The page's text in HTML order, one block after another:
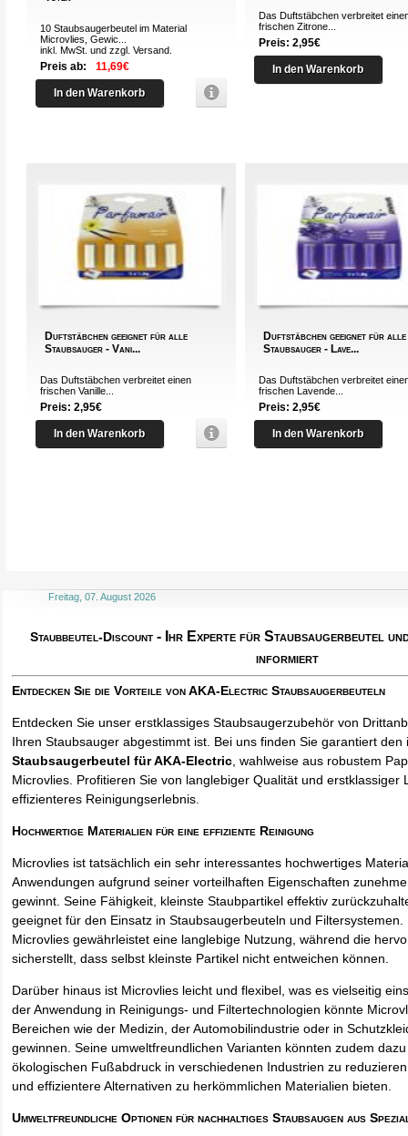
10 Staubsaugerbeutel im Material
Microvlies, Gewic...
inkl. MwSt. und zzgl.Versand
Preis ab: 11,69€
In den Warenkorb
Das Duftstäbchen verbreitet
frischen Zitrone...
Preis: 2,95€
In den Warenkorb
Duftstäbchen geeignet für alle
Staubsauger - Vani...
Das Duftstäbchen verbreitet einen
frischen Vanille...
Preis: 2,95€
In den Warenkorb
Duftstäbchen geeignet für alle
Staubsauger - Lave...
Das Duftstäbchen verbreitet
frischen Lavende...
Preis: 2,95€
In den Warenkorb
Freitag, 07. August 2026
Staubbeutel-Discount - Ihr Experte für Staubsaugerbeutel
informiert
Entdecken Sie die Vorteile von AKA-Electric Staubsaugerbeuteln
Entdecken Sie unser erstklassiges Staubsaugerzubehör von
Ihren Staubsauger abgestimmt ist. Bei uns finden Sie garantiert den
Staubsaugerbeutel für AKA-Electric, wahlweise aus robustem
Microvlies. Profitieren Sie von langlebiger Qualität und erstklassiger
effizienteres Reinigungserlebnis.
Hochwertige Materialien für eine effiziente Reinigung
Microvlies ist tatsächlich ein sehr interessantes hochwertiges
Anwendungen aufgrund seiner vorteilhaften Eigenschaften
gewinnt. Seine Fähigkeit, kleinste Staubpartikel effektiv
geeignet für den Einsatz in Staubsaugerbeuteln und
Microvlies gewährleistet eine langlebige Nutzung, während die
sicherstellt, dass selbst kleinste Partikel nicht entweichen können.
Darüber hinaus ist Microvlies leicht und flexibel, was es vielseitig
der Anwendung in Reinigungs- und Filtertechnologien könnte
Bereichen wie der Medizin, der Automobilindustrie oder in
gewinnen. Seine umweltfreundlichen Varianten könnten zudem
ökologischen Fußabdruck in verschiedenen Industrien zu
und effizientere Alternativen zu herkömmlichen Materialien bieten.
Umweltfreundliche Optionen für nachhaltiges Staubsaugen aus